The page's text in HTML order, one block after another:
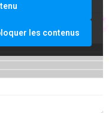
les contenus